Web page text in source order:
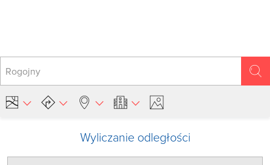
Wyliczanie odległości